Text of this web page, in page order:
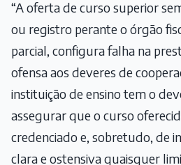
“A oferta de curso superior
ou registro perante o órgão
parcial, configura falha na
ofensa aos deveres de
instituição de ensino tem o
assegurar que o curso
credenciado e, sobretudo, de
clara e ostensiva quaisquer